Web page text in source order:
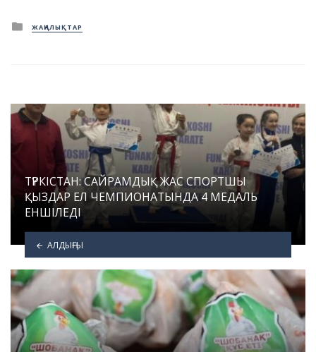
Posted
in
ЖАҢАЛЫҚТАР
ТҮРКІСТАН: САЙРАМДЫҚ ЖАС СПОРТШЫ
ҚЫЗДАР ЕЛ ЧЕМПИОНАТЫНДА 4 МЕДАЛЬ
ЕНШІЛЕДІ
АЛДЫҢҒЫ